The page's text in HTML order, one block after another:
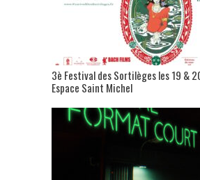
3è Festival des Sortilèges les 19 &
Espace Saint Michel